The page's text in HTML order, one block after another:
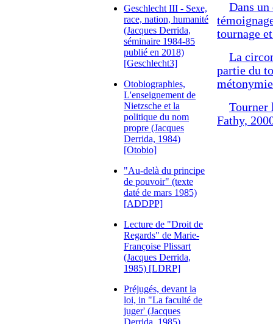
Geschlecht III - Sexe,
race, nation, humanité
(Jacques Derrida,
séminaire 1984-85
publié en 2018)
[Geschlecht3]
Otobiographies,
L'enseignement de
Nietzsche et la
politique du nom
propre (Jacques
Derrida, 1984)
[Otobio]
"Au-delà du principe
de pouvoir" (texte
daté de mars 1985)
[ADDPP]
Lecture de "Droit de
Regards" de Marie-
Françoise Plissart
(Jacques Derrida,
1985) [LDRP]
Préjugés, devant la
loi, in "La faculté de
juger' (Jacques
Derrida, 1985)
Dans
tournage
La
partie du
Tourner
Fathy,